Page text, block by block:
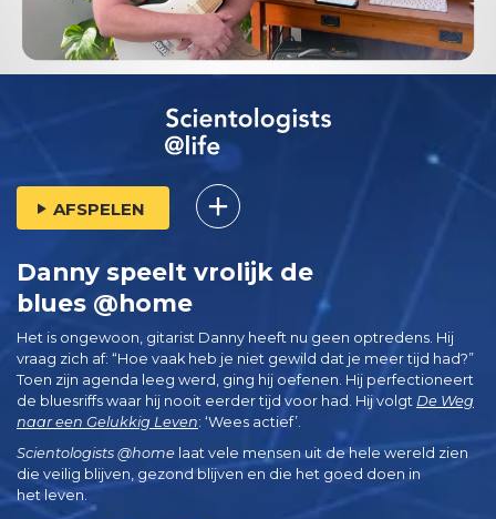
AFSPELEN
Danny speelt vrolijk de
blues @home
Het is ongewoon, gitarist Danny heeft nu geen optredens. Hij
vraag zich af: “Hoe vaak heb je niet gewild dat je meer tijd had?”
Toen zijn agenda leeg werd, ging hij oefenen. Hij perfectioneert
de bluesriffs waar hij nooit eerder tijd voor had. Hij volgt De Weg
naar een Gelukkig Leven: ‘Wees actief’.
Scientologists @home laat vele mensen uit de hele wereld zien
die veilig blijven, gezond blijven en die het goed doen in
het leven.